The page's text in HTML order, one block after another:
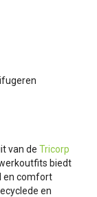
van de Tricorp
biedt
en comfort
en